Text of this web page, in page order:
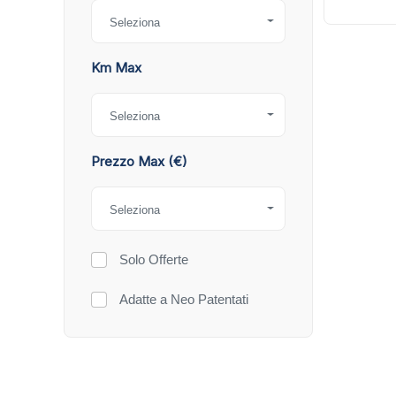
Seleziona
Km Max
Seleziona
Prezzo Max (€)
Seleziona
Solo Offerte
Adatte a Neo Patentati